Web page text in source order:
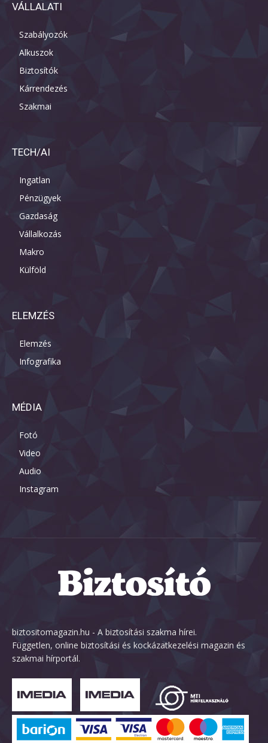
VÁLLALATI
Szabályozók
Alkuszok
Biztosítók
Kárrendezés
Szakmai
TECH/AI
Ingatlan
Pénzügyek
Gazdaság
Vállalkozás
Makro
Külföld
ELEMZÉS
Elemzés
Infografika
MÉDIA
Fotó
Video
Audio
Instagram
biztositomagazin.hu - A biztosítási szakma hírei.
Független, online biztosítási és kockázatkezelési magazin és
szakmai hírportál.